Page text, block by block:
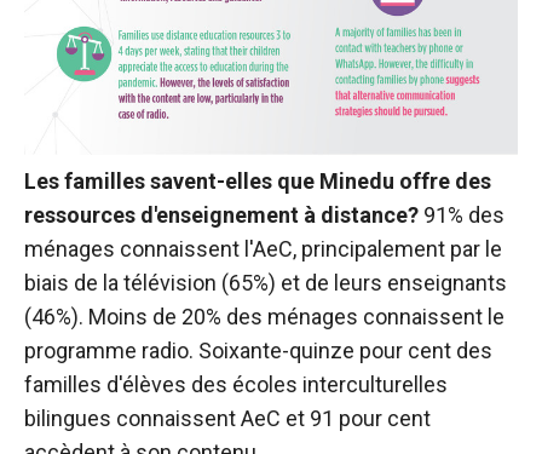
Les familles savent-elles que Minedu offre des
ressources d'enseignement à distance? 91% des
ménages connaissent l'AeC, principalement par le
biais de la télévision (65%) et de leurs enseignants
(46%). Moins de 20% des ménages connaissent le
programme radio. Soixante-quinze pour cent des
familles d'élèves des écoles interculturelles
bilingues connaissent AeC et 91 pour cent